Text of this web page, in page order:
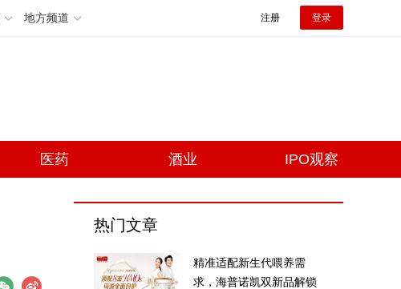
地方频道 注册 登录
医药 酒业 IPO观察
热门文章
精准适配新生代喂养需
求，海普诺凯双新品解锁